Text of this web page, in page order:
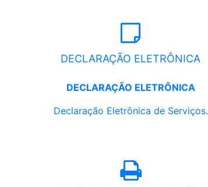
DECLARAÇÃO ELETRÔNICA
DECLARAÇÃO ELETRÔNICA
Declaração Eletrônica de Serviços.